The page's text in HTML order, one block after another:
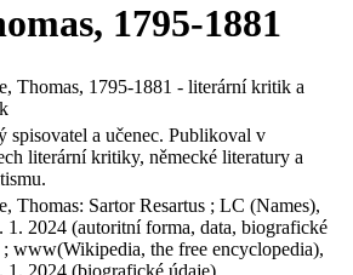
1795-1881
Thomas, 1795-1881 - literární kritik a
spisovatel a učenec. Publikoval v
literární kritiky, německé literatury a
Thomas: Sartor Resartus ; LC (Names),
1. 2024 (autoritní forma, data, biografické
; www(Wikipedia, the free encyclopedia),
1. 2024 (biografické údaje)